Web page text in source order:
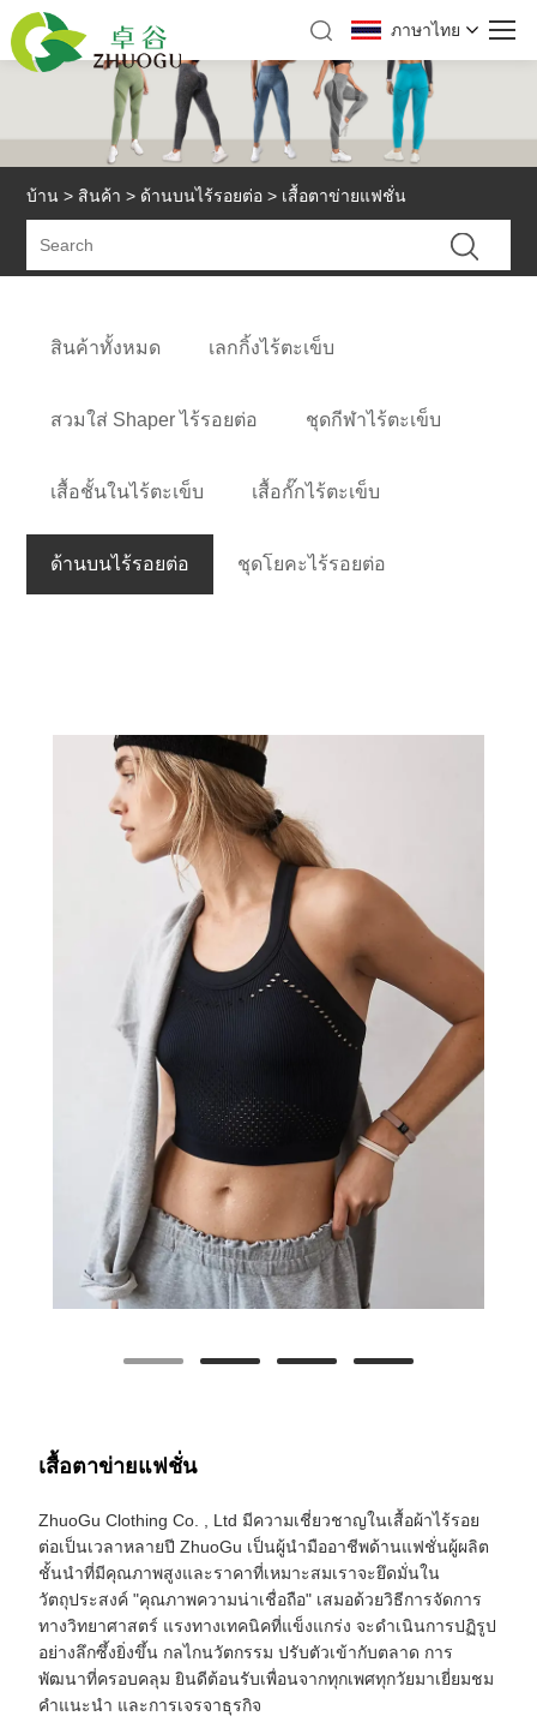
ภาษาไทย
บ้าน > สินค้า > ด้านบนไร้รอยต่อ > เสื้อตาข่ายแฟชั่น
สินค้าทั้งหมด เลกกิ้งไร้ตะเข็บ
สวมใส่ Shaper ไร้รอยต่อ ชุดกีฬาไร้ตะเข็บ
เสื้อชั้นในไร้ตะเข็บ เสื้อกั๊กไร้ตะเข็บ
ด้านบนไร้รอยต่อ ชุดโยคะไร้รอยต่อ
เสื้อตาข่ายแฟชั่น
ZhuoGu Clothing Co. , Ltd มีความเชี่ยวชาญในเสื้อผ้าไร้รอย
ต่อเป็นเวลาหลายปี ZhuoGu เป็นผู้นำมืออาชีพด้านแฟชั่นผู้ผลิต
ชั้นนำที่มีคุณภาพสูงและราคาที่เหมาะสมเราจะยึดมั่นใน
วัตถุประสงค์ "คุณภาพความน่าเชื่อถือ" เสมอด้วยวิธีการจัดการ
ทางวิทยาศาสตร์ แรงทางเทคนิคที่แข็งแกร่ง จะดำเนินการปฏิรูป
อย่างลึกซึ้งยิ่งขึ้น กลไกนวัตกรรม ปรับตัวเข้ากับตลาด การ
พัฒนาที่ครอบคลุม ยินดีต้อนรับเพื่อนจากทุกเพศทุกวัยมาเยี่ยมชม
คำแนะนำ และการเจรจาธุรกิจ